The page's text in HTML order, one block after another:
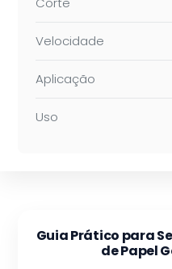
Velocidade
Aplicação
Uso
Guia Prático para
de Papel